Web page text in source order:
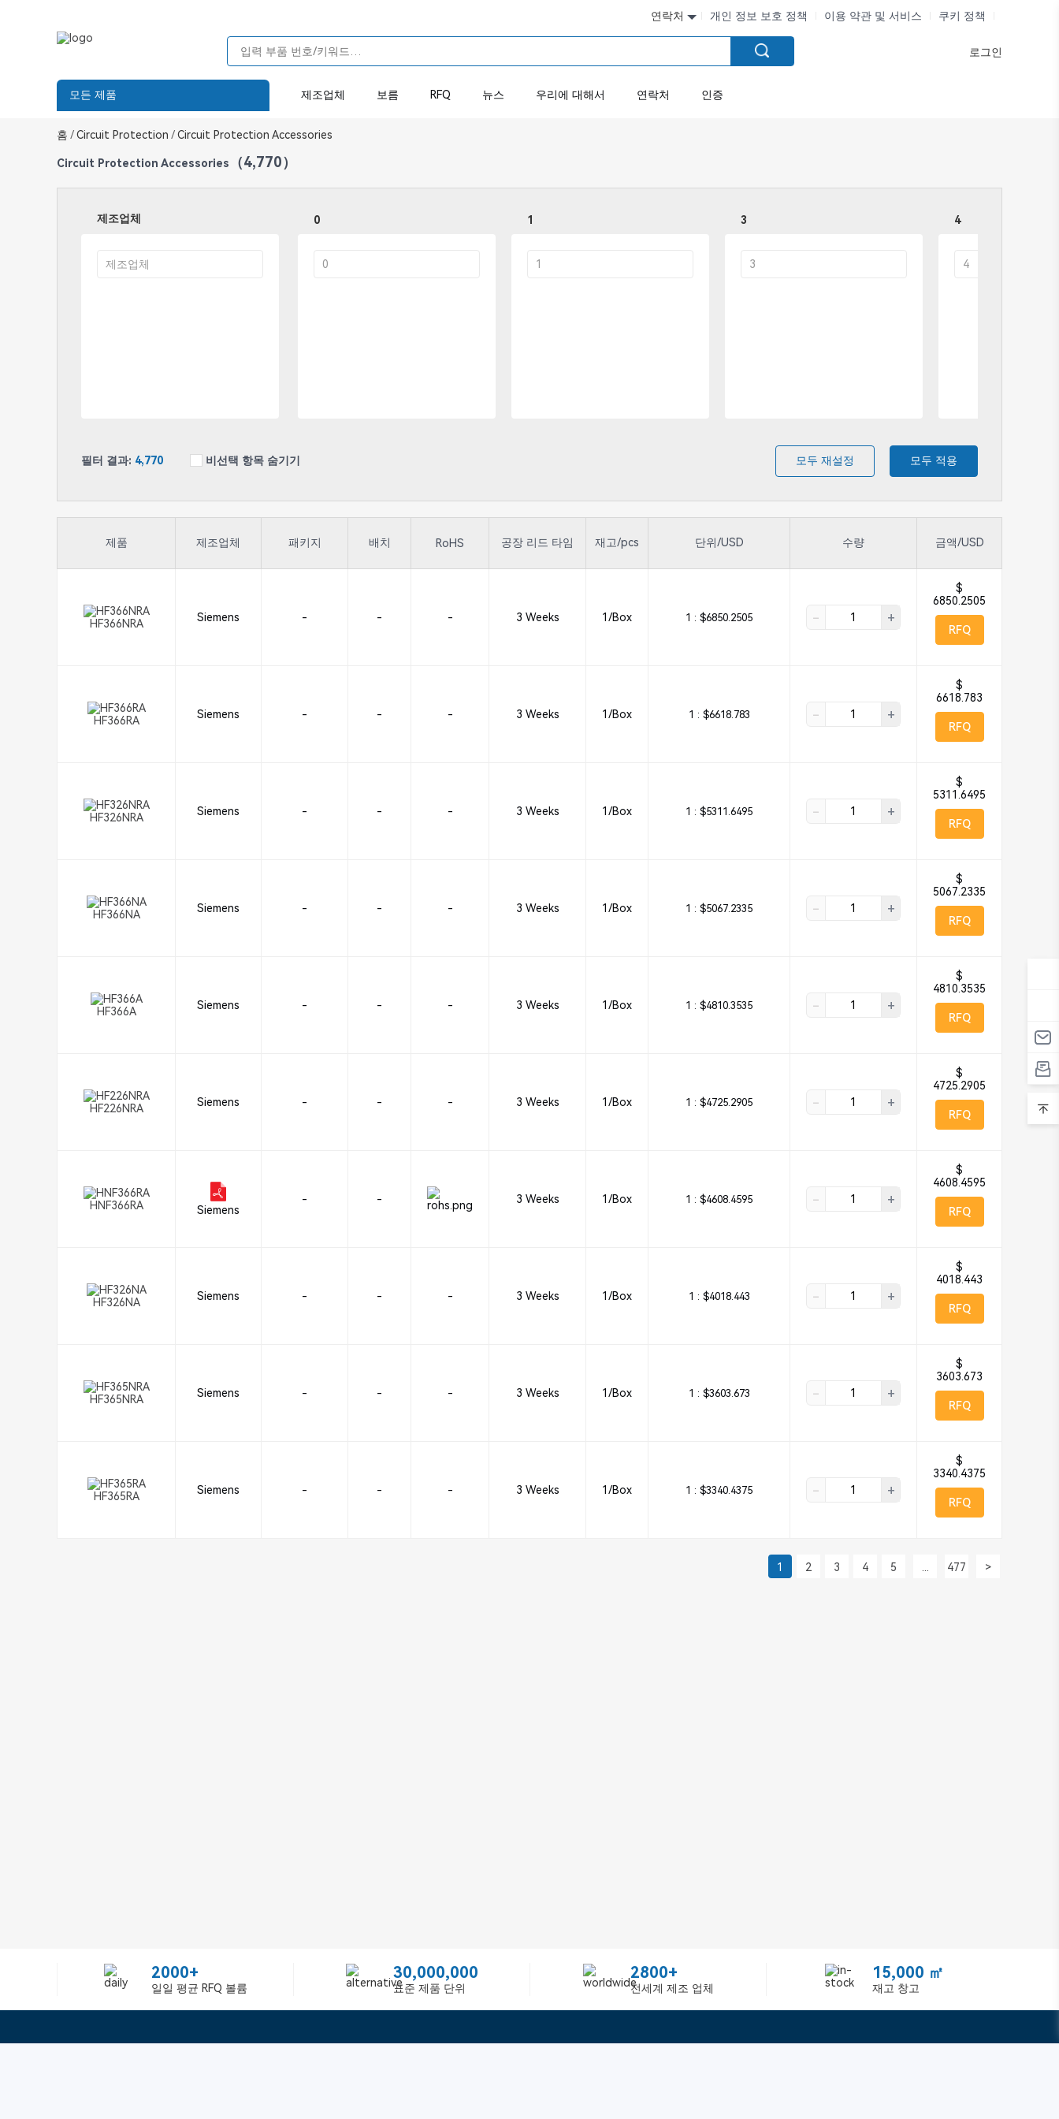
연락처 개인 정보 보호 정책 이용 약관 및 서비스 쿠키 정책
로그인
모든 제품 제조업체 보름 RFQ 뉴스 우리에 대해서 연락처 인증
홈 / Circuit Protection /Circuit Protection Accessories
Circuit Protection Accessories （4,770）
제조업체 0 1 3 4
필터 결과: 4,770 비선택 항목 숨기기 모두 재설정 모두 적용
제품 제조업체 패키지 배치 RoHS 공장 리드 타임 재고/pcs 단위/USD 수량 금액/USD
HF366NRA Siemens - - - 3 Weeks 1/Box 1 : $6850.2505 - +
$
6850.2505
RFQ
HF366RA Siemens - - - 3 Weeks 1/Box 1 : $6618.783 - +
$
6618.783
RFQ
HF326NRA Siemens - - - 3 Weeks 1/Box 1 : $5311.6495 - +
$
5311.6495
RFQ
HF366NA Siemens - - - 3 Weeks 1/Box 1 : $5067.2335 - +
$
5067.2335
RFQ
HF366A Siemens - - - 3 Weeks 1/Box 1 : $4810.3535 - +
$
4810.3535
RFQ
HF226NRA Siemens - - - 3 Weeks 1/Box 1 : $4725.2905 - +
$
4725.2905
RFQ
HNF366RA Siemens
- - 3 Weeks 1/Box 1 : $4608.4595 - +
$
4608.4595
RFQ
HF326NA Siemens - - - 3 Weeks 1/Box 1 : $4018.443 - +
$
4018.443
RFQ
HF365NRA Siemens - - - 3 Weeks 1/Box 1 : $3603.673 - +
$
3603.673
RFQ
HF365RA Siemens - - - 3 Weeks 1/Box 1 : $3340.4375 - +
$
3340.4375
RFQ
1 2 3 4 5 477 >
2000+
일일 평균 RFQ 볼륨
30,000,000
표준 제품 단위
2800+
전세계 제조 업체
15,000 ㎡
재고 창고